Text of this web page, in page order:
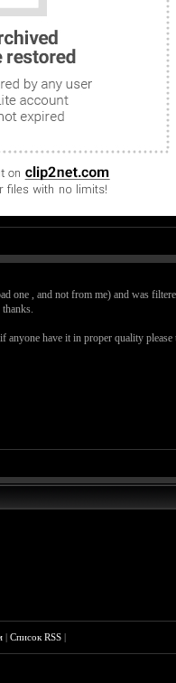
one , and not from me) and was
have it in proper quality please
|Список RSS |